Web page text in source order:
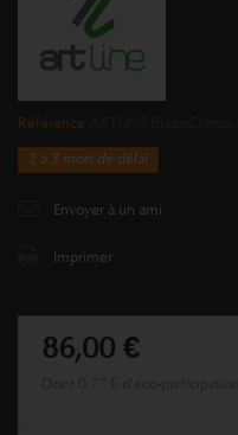
Référence
2 à 3 mois de délai
Envoyer à un ami
Imprimer
86,00 €